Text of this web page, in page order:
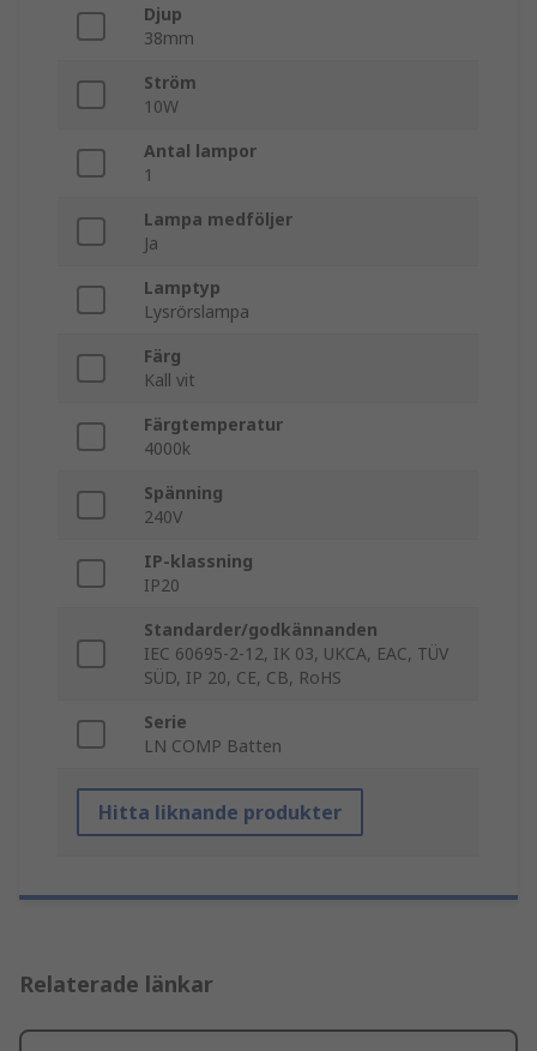
Djup
38mm
Ström
10W
Antal lampor
1
Lampa medföljer
Ja
Lamptyp
Lysrörslampa
Färg
Kall vit
Färgtemperatur
4000k
Spänning
240V
IP-klassning
IP20
Standarder/godkännanden
IEC 60695-2-12, IK 03, UKCA, EAC, TÜV
SÜD, IP 20, CE, CB, RoHS
Serie
LN COMP Batten
Hitta liknande produkter
Relaterade länkar